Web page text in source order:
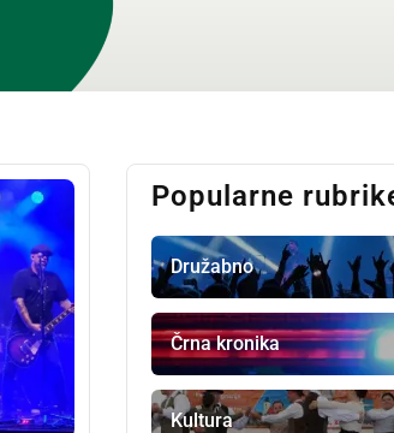
Popularne
Družabno
Črna kronika
Kultura